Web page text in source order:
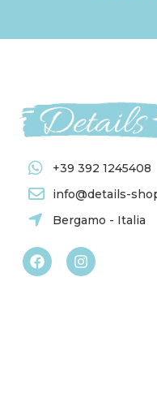
+39 392 1245408
info@details-
Bergamo - Italia